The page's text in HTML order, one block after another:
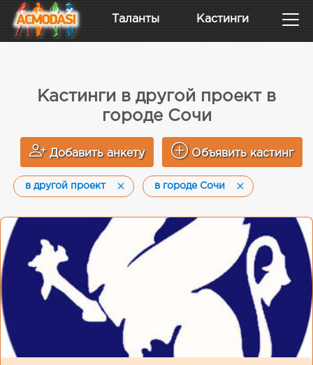
Таланты Кастинги
Кастинги в другой проект в
городе Сочи
Добавить анкету Объявить кастинг
в другой проект в городе Сочи